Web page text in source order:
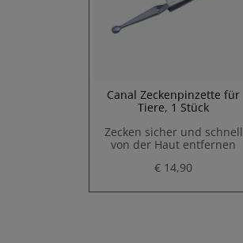
Canal Zeckenpinzette für
Tiere, 1 Stück
Zecken sicher und schnell
von der Haut entfernen
€ 14,90